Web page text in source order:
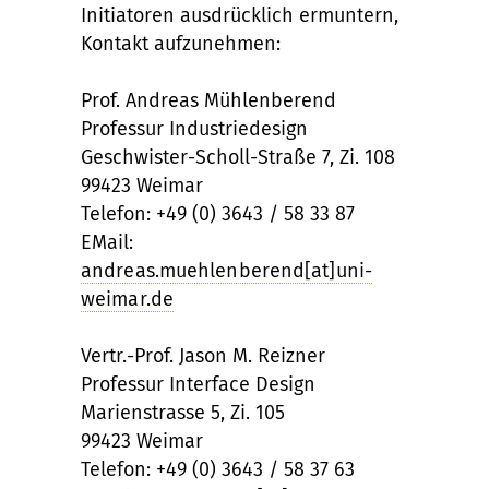
Initiatoren ausdrücklich ermuntern,
Kontakt aufzunehmen:
Prof. Andreas Mühlenberend
Professur Industriedesign
Geschwister-Scholl-Straße 7, Zi. 108
99423 Weimar
Telefon: +49 (0) 3643 / 58 33 87
EMail:
andreas.muehlenberend[at]uni-
weimar.de
Vertr.-Prof. Jason M. Reizner
Professur Interface Design
Marienstrasse 5, Zi. 105
99423 Weimar
Telefon: +49 (0) 3643 / 58 37 63